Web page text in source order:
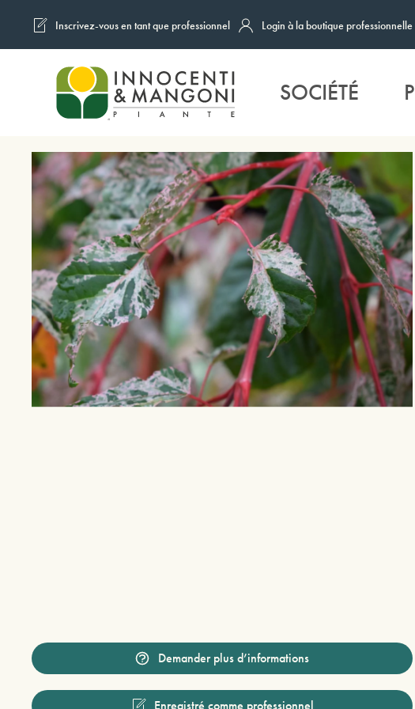
Skip to main content
Inscrivez-vous en tant que professionnel Login à la boutique professionnelle
SOCIÉTÉ
Demander plus d’informations
Enregistré comme professionnel